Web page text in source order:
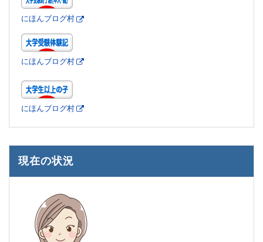
にほんブログ村
にほんブログ村
にほんブログ村
現在の状況